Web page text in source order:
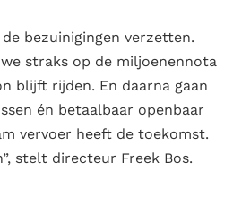
bezuinigingen verzetten.
straks op de miljoenennota
blijft rijden. En daarna gaan
én betaalbaar openbaar
vervoer heeft de toekomst.
stelt directeur Freek Bos.